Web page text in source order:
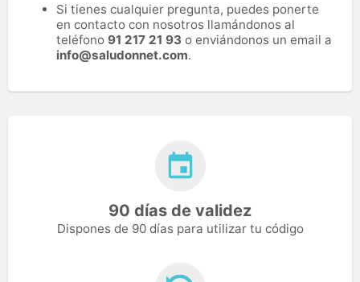
Si tienes cualquier pregunta, puedes ponerte
en contacto con nosotros llamándonos al
teléfono 91 217 21 93 o enviándonos un email a
info@saludonnet.com.
90 días de validez
Dispones de 90 días para utilizar tu código